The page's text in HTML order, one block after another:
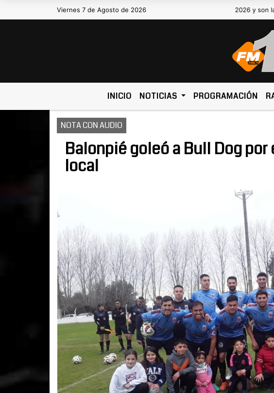
Viernes 7 de Agosto de 2026Hoy es Viernes 7 de Agosto de 2026 y son las 19:35
INICIO NOTICIAS PROGRAMACIÓN
NOTA CON AUDIO
Balonpié goleó a Bull Dog
local